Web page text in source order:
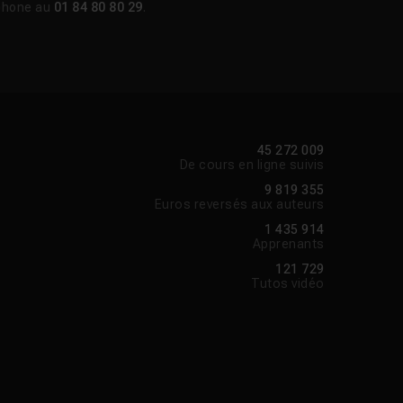
au 01 84 80 80 29.
45 272 009
De cours en ligne suivis
9 819 355
Euros reversés aux auteurs
1 435 914
Apprenants
121 729
Tutos vidéo